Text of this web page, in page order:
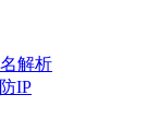
解析
IP